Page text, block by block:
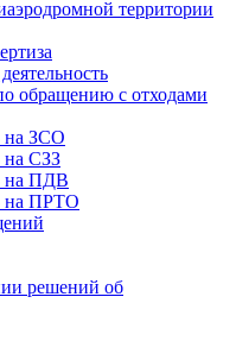
территории
обращению с отходами
на ЗСО
на СЗЗ
на ПДВ
на ПРТО
решений об